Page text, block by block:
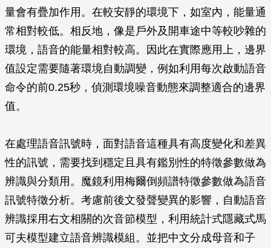
量會有疊加作用。在較安靜的環境下，如室內，能量通
常相對較低。相反地，像是戶外及開車途中等較吵雜的
環境，語音的能量相對較高。因此在實際應用上，邊界
值設定需要隨著環境自動調變，例如利用每次啟動語音
命令的前0.25秒，偵測環境噪音動態來調整適合的邊界
值。
在處理語音訊號時，面對語音這種具有高度變化和差異
性的訊號，需要找到穩定且具有鑑別性的特徵參數做為
辨識與分類用。魔鏡利用梅爾倒頻譜特徵參數做為語音
訊號特徵分析。考慮前後文發聲變異的影響，自動語音
辨識採用右文相關的次音節模型，利用統計式隱藏式馬
可夫模型建立語音辨識模組。並把中文分成母音和子